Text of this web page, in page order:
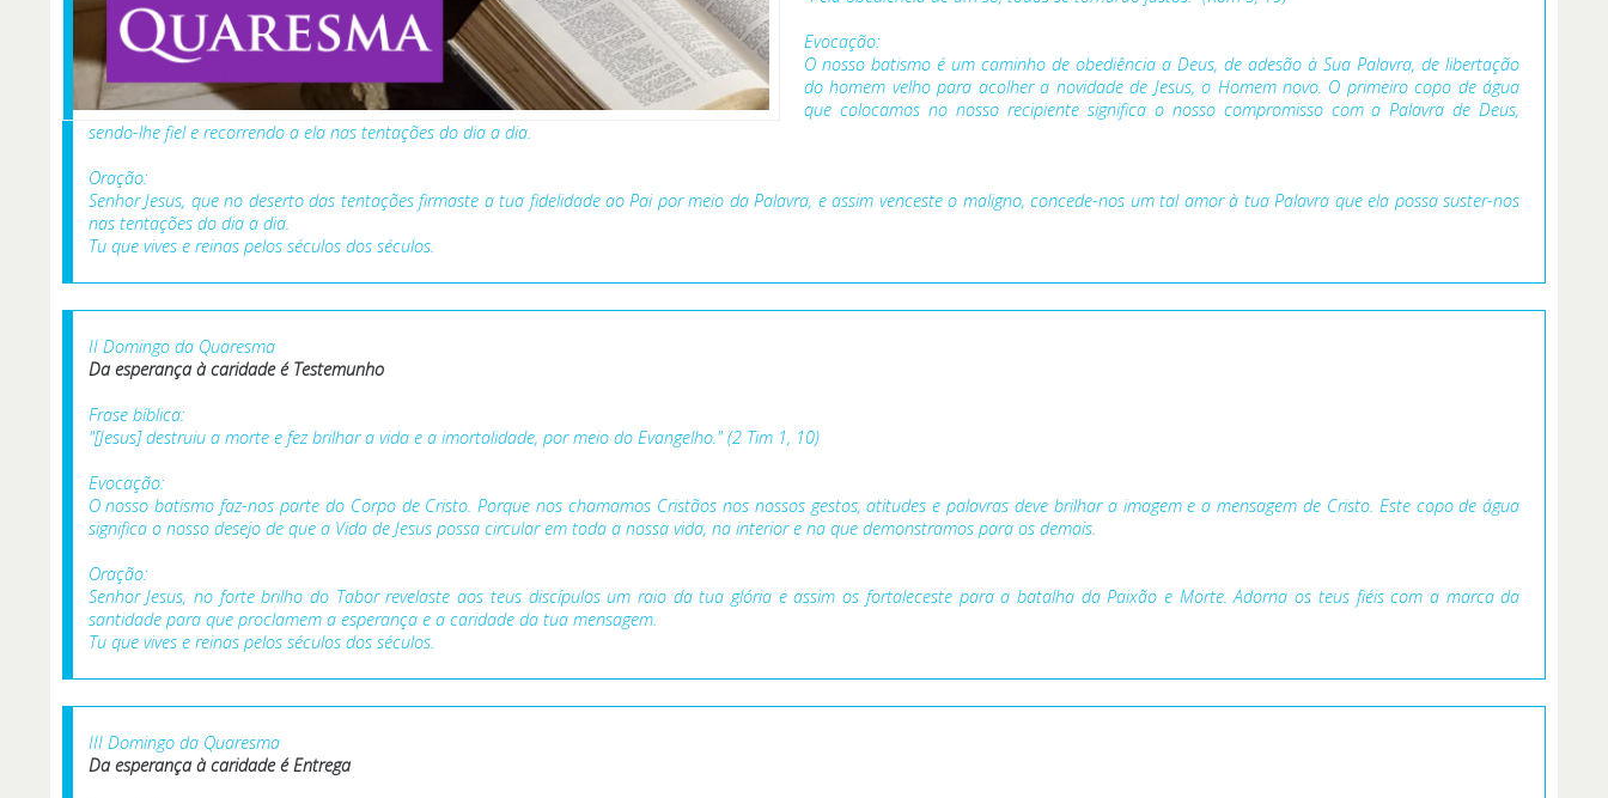
Evocação:
O nosso batismo é um caminho de obediência a Deus, de adesão à Sua Palavra, de libertação
do homem velho para acolher a novidade de Jesus, o Homem novo. O primeiro copo de água
que colocamos no nosso recipiente significa o nosso compromisso com a Palavra de Deus,
sendo-lhe fiel e recorrendo a ela nas tentações do dia a dia.
Oração:
Senhor Jesus, que no deserto das tentações firmaste a tua fidelidade ao Pai por meio da Palavra, e assim venceste o maligno, concede-nos um tal amor à tua Palavra que ela possa suster-nos
nas tentações do dia a dia.
Tu que vives e reinas pelos séculos dos séculos.
II Domingo da Quaresma
Da esperança à caridade é Testemunho
Frase bíblica:
"[Jesus] destruiu a morte e fez brilhar a vida e a imortalidade, por meio do Evangelho." (2 Tim 1, 10)
Evocação:
O nosso batismo faz-nos parte do Corpo de Cristo. Porque nos chamamos Cristãos nos nossos gestos, atitudes e palavras deve brilhar a imagem e a mensagem de Cristo. Este copo de água
significa o nosso desejo de que a Vida de Jesus possa circular em toda a nossa vida, na interior e na que demonstramos para os demais.
Oração:
Senhor Jesus, no forte brilho do Tabor revelaste aos teus discípulos um raio da tua glória e assim os fortaleceste para a batalha da Paixão e Morte. Adorna os teus fiéis com a marca da
santidade para que proclamem a esperança e a caridade da tua mensagem.
Tu que vives e reinas pelos séculos dos séculos.
III Domingo da Quaresma
Da esperança à caridade éEntrega